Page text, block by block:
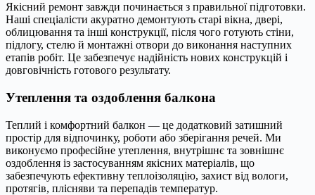
Якісний ремонт завжди починається з правильної підготовки.
Наші спеціалісти акуратно демонтують старі вікна, двері,
облицювання та інші конструкції, після чого готують стіни,
підлогу, стелю й монтажні отвори до виконання наступних
етапів робіт. Це забезпечує надійність нових конструкцій і
довговічність готового результату.
Утеплення та оздоблення балкона
Теплий і комфортний балкон — це додатковий затишний
простір для відпочинку, роботи або зберігання речей. Ми
виконуємо професійне утеплення, внутрішнє та зовнішнє
оздоблення із застосуванням якісних матеріалів, що
забезпечують ефективну теплоізоляцію, захист від вологи,
протягів, плісняви та перепадів температур.